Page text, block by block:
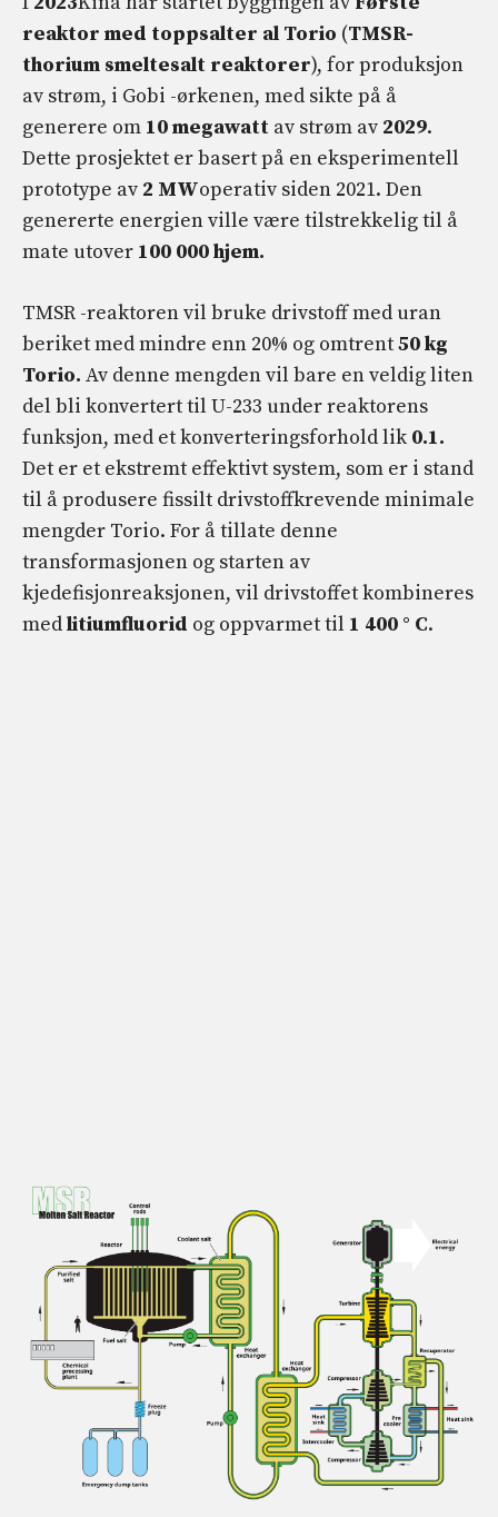
reaktor med toppsalter al Torio (TMSR-
thorium smeltesalt reaktorer), for produksjon
av strøm, i Gobi -ørkenen, med sikte på å
generere om 10 megawatt av strøm av 2029.
Dette prosjektet er basert på en eksperimentell
prototype av 2 MWoperativ siden 2021. Den
genererte energien ville være tilstrekkelig til å
mate utover 100 000 hjem.
TMSR -reaktoren vil bruke drivstoff med uran
beriket med mindre enn 20% og omtrent50 kg
Torio. Av denne mengden vil bare en veldig liten
del bli konvertert til U-233 under reaktorens
funksjon, med et konverteringsforhold lik 0.1.
Det er et ekstremt effektivt system, som er i stand
til å produsere fissilt drivstoffkrevende minimale
mengder Torio. For å tillate denne
transformasjonen og starten av
kjedefisjonreaksjonen, vil drivstoffet kombineres
medlitiumfluorid og oppvarmet til 1 400 ° C.